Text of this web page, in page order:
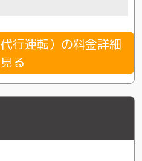
行運転）の料金詳細
る